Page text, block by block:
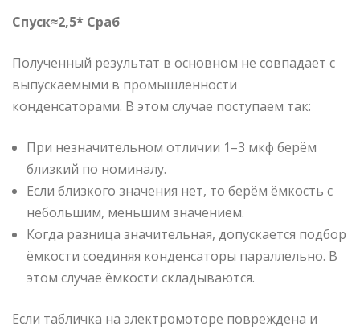
Cпуск≈2,5* Cраб
Полученный результат в основном не совпадает с
выпускаемыми в промышленности
конденсаторами. В этом случае поступаем так:
При незначительном отличии 1–3 мкф берём
близкий по номиналу.
Если близкого значения нет, то берём ёмкость с
небольшим, меньшим значением.
Когда разница значительная, допускается подбор
ёмкости соединяя конденсаторы параллельно. В
этом случае ёмкости складываются.
Если табличка на электромоторе повреждена и